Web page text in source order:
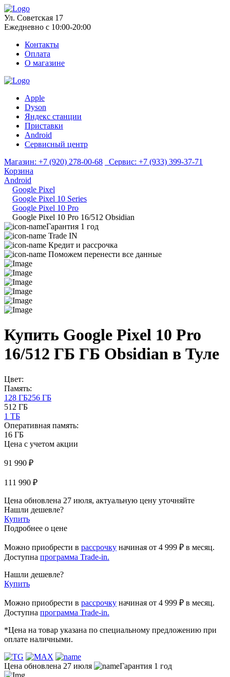
Ул. Советская 17
Ежедневно с 10:00-20:00
Контакты
Оплата
О магазине
Apple
Dyson
Яндекс станции
Приставки
Android
Сервисный центр
Магазин: +7 (920) 278-00-68 Сервис: +7 (933) 399-37-71
Корзина
Android
Google Pixel
Google Pixel 10 Series
Google Pixel 10 Pro
Google Pixel 10 Pro 16/512 Obsidian
Гарантия 1 год
Trade IN
Кредит и рассрочка
Поможем перенести все данные
Купить Google Pixel 10 Pro
16/512 ГБ ГБ Obsidian в Туле
Цвет:
Память:
128 ГБ256 ГБ
512 ГБ
1 ТБ
Оперативная память:
16 ГБ
Цена с учетом акции
91 990 ₽
111 990 ₽
Цена обновлена 27 июля, актуальную цену уточняйте
Нашли дешевле?
Купить
Подробнее о цене
Можно приобрести в рассрочку начиная от 4 999 ₽ в месяц.
Доступна программа Trade-in.
Нашли дешевле?
Купить
Можно приобрести в рассрочку начиная от 4 999 ₽ в месяц.
Доступна программа Trade-in.
*Цена на товар указана по специальному предложению при
оплате наличными.
Цена обновлена 27 июля Гарантия 1 год